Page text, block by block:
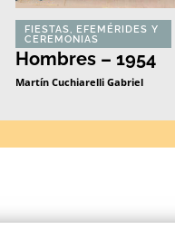
FIESTAS, EFEMÉRIDES Y
CEREMONIAS
Hombres – 1954
Martín Cuchiarelli Gabriel